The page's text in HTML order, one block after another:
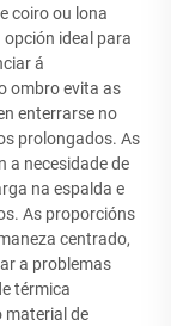
coiro ou lona
opción ideal para
á
ombro evita as
enterrarse no
prolongados. As
a necesidade de
na espalda e
As proporcións
centrado,
a problemas
térmica
material de